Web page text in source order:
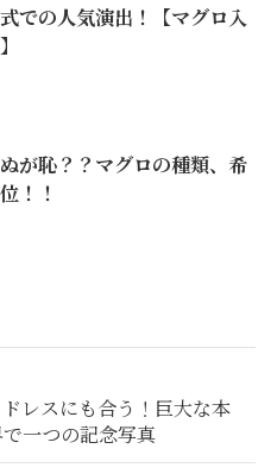
での人気演出！【マグロ入
が恥？？マグロの種類、希
！！
レスにも合う！巨大な本
一つの記念写真